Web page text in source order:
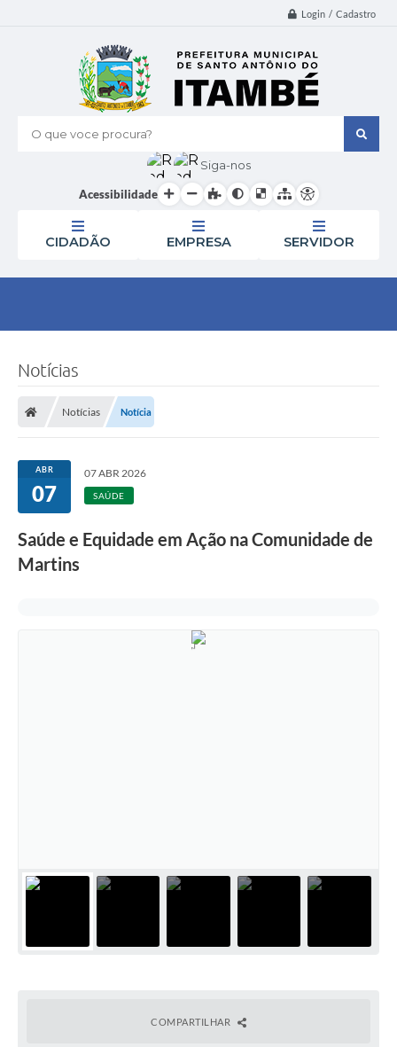
Login / Cadastro
O que voce procura?
Siga-nos
Acessibilidade
CIDADÃO EMPRESA SERVIDOR
Notícias
Notícias Notícia
ABR
07
07 ABR 2026
SAÚDE
Saúde e Equidade em Ação na Comunidade de
Martins
COMPARTILHAR